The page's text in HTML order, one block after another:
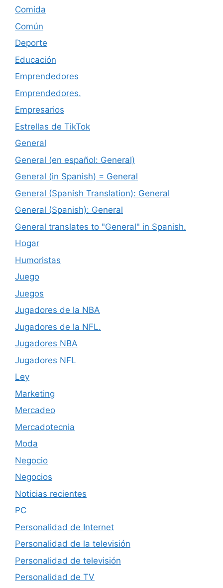
Comida
Común
Deporte
Educación
Emprendedores
Emprendedores.
Empresarios
Estrellas de TikTok
General
General (en español: General)
General (in Spanish) = General
General (Spanish Translation): General
General (Spanish): General
General translates to "General" in Spanish.
Hogar
Humoristas
Juego
Juegos
Jugadores de la NBA
Jugadores de la NFL.
Jugadores NBA
Jugadores NFL
Ley
Marketing
Mercadeo
Mercadotecnia
Moda
Negocio
Negocios
Noticias recientes
PC
Personalidad de Internet
Personalidad de la televisión
Personalidad de televisión
Personalidad de TV